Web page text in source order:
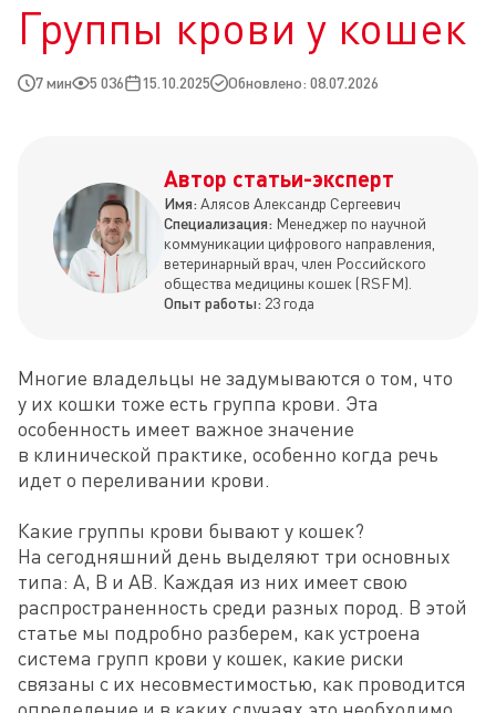
Группы крови у кошек
7 мин 5 036 15.10.2025 Обновлено: 08.07.2026
Автор статьи-эксперт
Имя: Алясов Александр Сергеевич
Специализация: Менеджер по научной
коммуникации цифрового направления,
ветеринарный врач, член Российского
общества медицины кошек (RSFM).
Опыт работы: 23 года
Многие владельцы не задумываются о том, что
у их кошки тоже есть группа крови. Эта
особенность имеет важное значение
в клинической практике, особенно когда речь
идет о переливании крови.
Какие группы крови бывают у кошек?
На сегодняшний день выделяют три основных
типа: A, B и AB. Каждая из них имеет свою
распространенность среди разных пород. В этой
статье мы подробно разберем, как устроена
система групп крови у кошек, какие риски
связаны с их несовместимостью, как проводится